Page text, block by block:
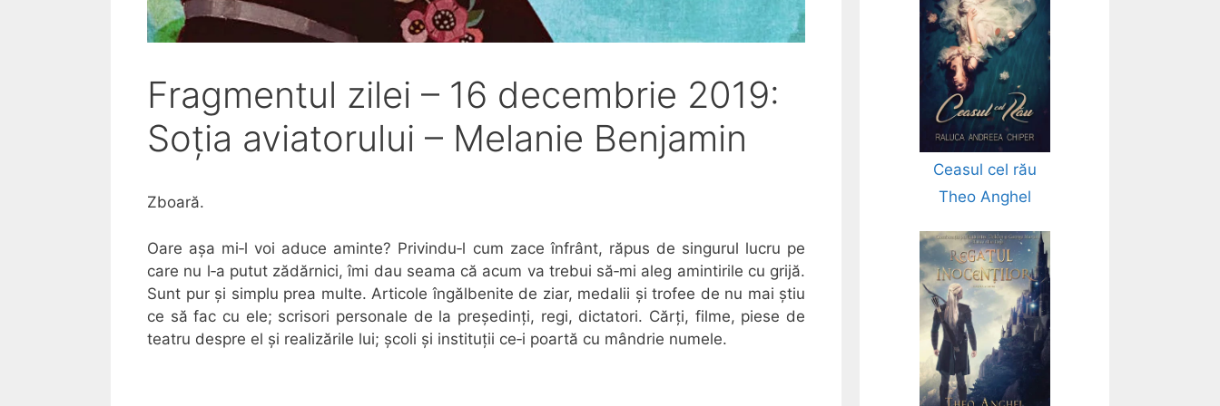
Fragmentul zilei – 16 decembrie 2019:
Soția aviatorului – Melanie Benjamin
Zboară.
Oare așa mi‐l voi aduce aminte? Privindu‐l cum zace în­frânt, răpus de singurul lucru pe
care nu l‐a putut zădărnici, îmi dau seama că acum va trebui să‐mi aleg amintirile cu grijă.
Sunt pur și simplu prea multe. Articole îngălbenite de ziar, medalii și trofee de nu mai știu
ce să fac cu ele; scrisori personale de la președinți, regi, dictatori. Cărți, filme, piese de
teatru despre el și realizările lui; școli și instituții ce‐i poartă cu mândrie numele.
Ceasul cel rău
Theo Anghel